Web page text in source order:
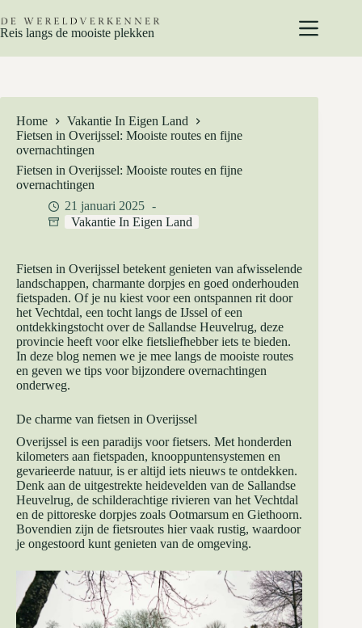
naar
de
Reis langs de mooiste plekken
Home
Vakantie In Eigen Land
Fietsen in Overijssel: Mooiste routes en fijne
overnachtingen
Fietsen in Overijssel: Mooiste routes en fijne
overnachtingen
21 januari 2025
Vakantie In Eigen Land
Fietsen in Overijssel betekent genieten van afwisselende
landschappen, charmante dorpjes en goed onderhouden
fietspaden. Of je nu kiest voor een ontspannen rit door
het Vechtdal, een tocht langs de IJssel of een
ontdekkingstocht over de Sallandse Heuvelrug, deze
provincie heeft voor elke fietsliefhebber iets te bieden.
In deze blog nemen we je mee langs de mooiste routes
en geven we tips voor bijzondere overnachtingen
onderweg.
De charme van fietsen in Overijssel
Overijssel is een paradijs voor fietsers. Met honderden
kilometers aan fietspaden, knooppuntensystemen en
gevarieerde natuur, is er altijd iets nieuws te ontdekken.
Denk aan de uitgestrekte heidevelden van de Sallandse
Heuvelrug, de schilderachtige rivieren van het Vechtdal
en de pittoreske dorpjes zoals Ootmarsum en Giethoorn.
Bovendien zijn de fietsroutes hier vaak rustig, waardoor
je ongestoord kunt genieten van de omgeving.